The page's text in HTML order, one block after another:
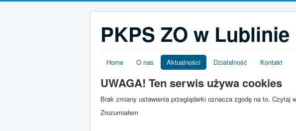
PKPS ZO w Lublinie
Home O nas Aktualności Działalność Kontakt
UWAGA! Ten serwis używa cookies
Brak zmiany ustawienia przeglądarki oznacza zgodę na to. Czytaj
Zrozumiałem